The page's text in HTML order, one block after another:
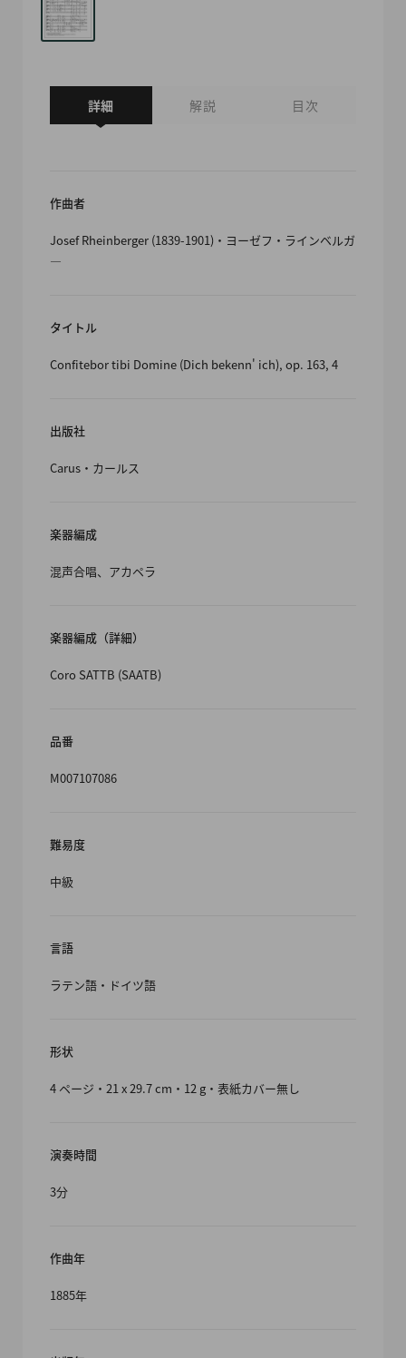
詳細 解説 目次
作曲者
Josef Rheinberger (1839-1901)・ヨーゼフ・ラインベルガ
―
タイトル
Confitebor tibi Domine (Dich bekenn' ich), op. 163, 4
出版社
Carus・カールス
楽器編成
混声合唱、アカペラ
楽器編成（詳細）
Coro SATTB (SAATB)
品番
M007107086
難易度
中級
言語
ラテン語・ドイツ語
形状
4 ページ・21 x 29.7 cm・12 g・表紙カバー無し
演奏時間
3分
作曲年
1885年